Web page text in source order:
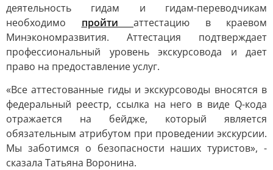
деятельность гидам и гидам-переводчикам
необходимо пройти аттестацию в краевом
Минэкономразвития. Аттестация подтверждает
профессиональный уровень экскурсовода и дает
право на предоставление услуг.
«Все аттестованные гиды и экскурсоводы вносятся в
федеральный реестр, ссылка на него в виде Q-кода
отражается на бейдже, который является
обязательным атрибутом при проведении экскурсии.
Мы заботимся о безопасности наших туристов», -
сказала Татьяна Воронина.